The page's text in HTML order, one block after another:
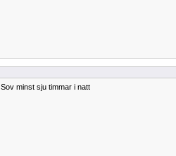
Sov minst sju timmar i natt